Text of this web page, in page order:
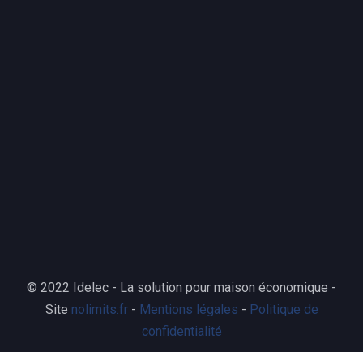
© 2022 Idelec - La solution pour maison économique -
Site nolimits.fr- Mentions légales - Politique de
confidentialité